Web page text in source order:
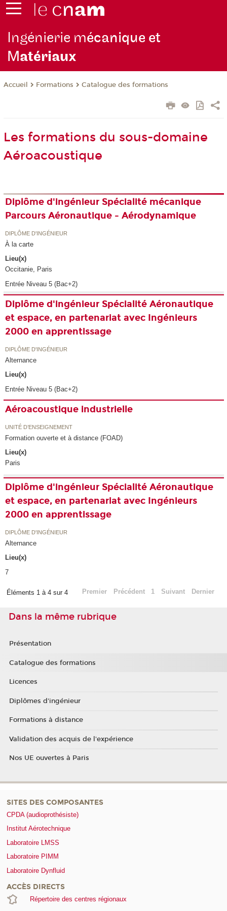
Ingénierie mécanique et
Matériaux
Accueil Formations Catalogue des formations
Les formations du sous-domaine
Aéroacoustique
Diplôme d'ingénieur Spécialité mécanique
Parcours Aéronautique - Aérodynamique
DIPLÔME D'INGÉNIEUR
À la carte
Lieu(x)
Occitanie, Paris
Entrée Niveau 5 (Bac+2)
Diplôme d'ingénieur Spécialité Aéronautique
et espace, en partenariat avec Ingénieurs
2000 en apprentissage
DIPLÔME D'INGÉNIEUR
Alternance
Lieu(x)
Entrée Niveau 5 (Bac+2)
Aéroacoustique industrielle
UNITÉ D’ENSEIGNEMENT
Formation ouverte et à distance (FOAD)
Lieu(x)
Paris
Diplôme d'ingénieur Spécialité Aéronautique
et espace, en partenariat avec Ingénieurs
2000 en apprentissage
DIPLÔME D'INGÉNIEUR
Alternance
Lieu(x)
7
Éléments 1 à 4 sur 4 Premier Précédent 1 Suivant Dernier
Dans la même rubrique
Présentation
Catalogue des formations
Licences
Diplômes d'ingénieur
Formations à distance
Validation des acquis de l'expérience
Nos UE ouvertes à Paris
SITES DES COMPOSANTES
CPDA (audioprothésiste)
Institut Aérotechnique
Laboratoire LMSS
Laboratoire PIMM
Laboratoire Dynfluid
ACCÈS DIRECTS
Répertoire des centres régionaux